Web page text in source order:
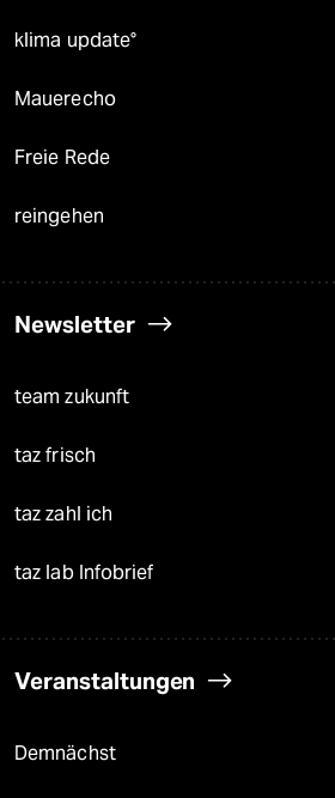
klima update°
Mauerecho
Freie Rede
reingehen
Newsletter
team zukunft
taz frisch
taz zahl ich
taz lab Infobrief
Veranstaltungen
Demnächst